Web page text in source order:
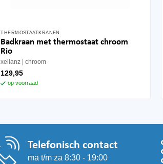
THERMOSTAATKRANEN
Badkraan met thermostaat chroom
Rio
xellanz chroom
129,95
op voorraad
Telefonisch contact
ma t/m za 8:30 - 19:00